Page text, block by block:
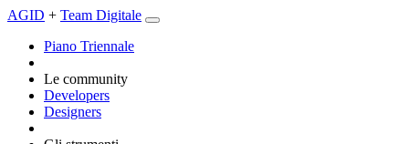
AGID + Team Digitale
Piano Triennale
Le community
Developers
Designers